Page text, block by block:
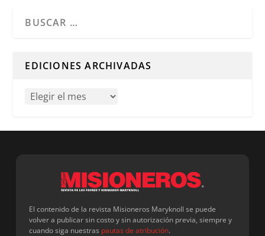
EDICIONES ARCHIVADAS
El contenido de la revista Misioneros Maryknoll se puede
volver a publicar sin costo y sin autorización previa, siempre y
cuando siga nuestras pautas de atribución.